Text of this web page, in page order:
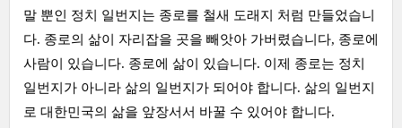
말 뿐인 정치 일번지는 종로를 철새 도래지 처럼 만들었습니
다. 종로의 삶이 자리잡을 곳을 빼앗아 가버렸습니다, 종로에
사람이 있습니다. 종로에 삶이 있습니다. 이제 종로는 정치
일번지가 아니라 삶의 일번지가 되어야 합니다. 삶의 일번지
로 대한민국의 삶을 앞장서서 바꿀 수 있어야 합니다.